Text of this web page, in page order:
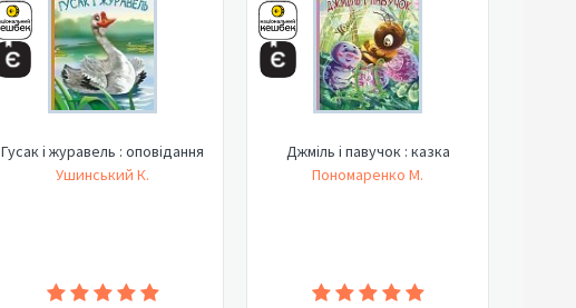
Гусак і журавель : оповідання
Ушинський К.
Джміль і павучок : казка
Пономаренко М.